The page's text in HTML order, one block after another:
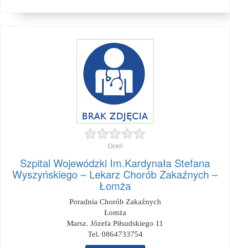
Oceń
Szpital Wojewódzki Im.Kardynała Stefana
Wyszyńskiego – Lekarz Chorób Zakaźnych –
Łomża
Poradnia Chorób Zakaźnych
Łomża
Marsz. Józefa Piłsudskiego 11
Tel. 0864733754